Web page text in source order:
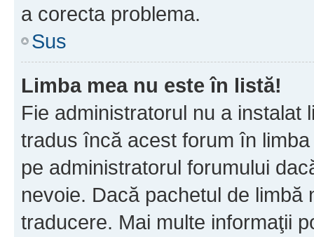
a corecta problema.
Sus
Limba mea nu este în listă!
Fie administratorul nu a instalat
tradus încă acest forum în
pe administratorul forumului
nevoie. Dacă pachetul de
traducere. Mai multe informaţii